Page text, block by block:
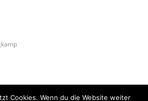
Cookies. Wenn du die Website weiter